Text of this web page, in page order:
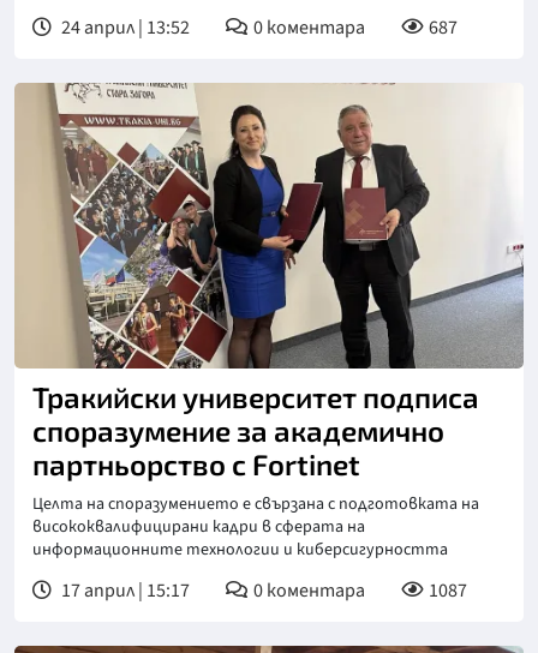
24 април | 13:52 0коментара 687
Тракийски университет подписа
споразумение за академично
партньорство с Fortinet
Целта на споразумението е свързана с подготовката на
висококвалифицирани кадри в сферата на
информационните технологии и киберсигурността
17 април | 15:17 0коментара 1087